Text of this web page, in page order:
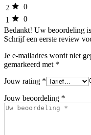
2
0
1
0
Bedankt! Uw beoordeling
Schrijf een eerste review
Je e-mailadres wordt niet
gemarkeerd met *
Jouw rating *
Jouw beoordeling *